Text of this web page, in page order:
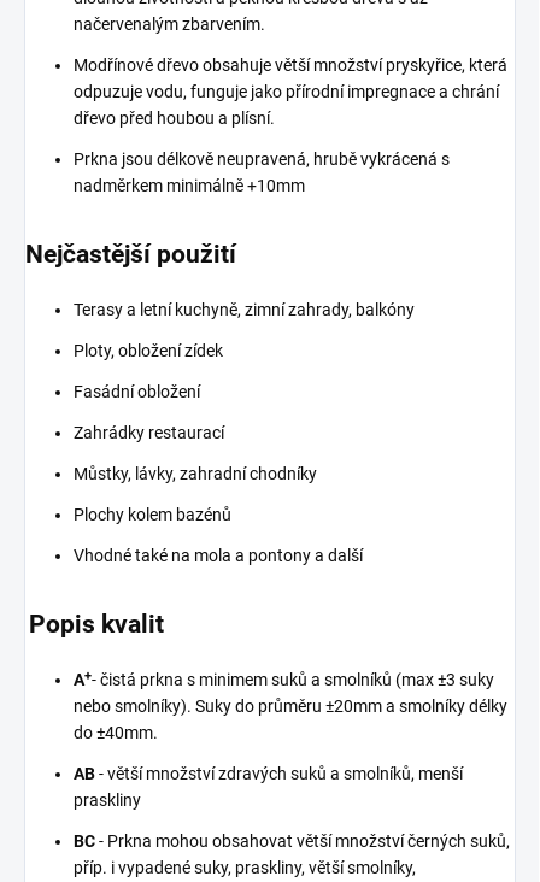
načervenalým zbarvením.
Modřínové dřevo obsahuje větší množství pryskyřice, která
odpuzuje vodu, funguje jako přírodní impregnace a chrání
dřevo před houbou a plísní.
Prkna jsou délkově neupravená, hrubě vykrácená s
nadměrkem minimálně +10mm
Nejčastější použití
Terasy a letní kuchyně, zimní zahrady, balkóny
Ploty, obložení zídek
Fasádní obložení
Zahrádky restaurací
Můstky, lávky, zahradní chodníky
Plochy kolem bazénů
Vhodné také na mola a pontony a další
Popis kvalit
A+- čistá prkna s minimem suků a smolníků (max ±3 suky
nebo smolníky). Suky do průměru ±20mm a smolníky délky
do ±40mm.
AB- větší množství zdravých suků a smolníků, menší
praskliny
BC- Prkna mohou obsahovat větší množství černých suků,
příp. i vypadené suky, praskliny, větší smolníky,